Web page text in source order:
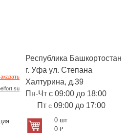
Республика Башкортостан
г. Уфа ул. Степана
Халтурина, д.39
Пн-Чт с 09:00 до 18:00
Пт с 09:00 до 17:00
0 шт
0₽